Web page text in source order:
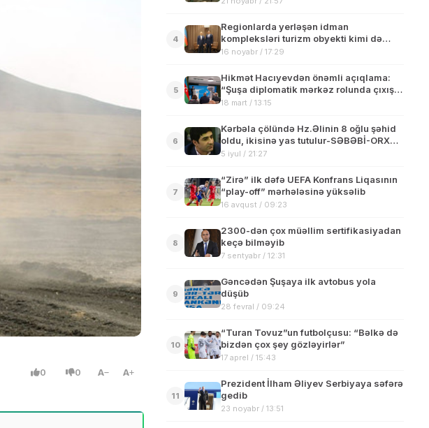
0 0 A A
4
Regionlarda yerləşən idman
kompleksləri turizm obyekti kimi də
fəaliyyət göstərə bilər
16 noyabr / 17:29
5
Hikmət Hacıyevdən önəmli açıqlama:
“Şuşa diplomatik mərkəz rolunda çıxış
edir”
18 mart / 13:15
6
Kərbəla çölündə Hz.Əlinin 8 oğlu şəhid
oldu, ikisinə yas tutulur-SƏBƏBİ-ORXAN
5 iyul / 21:27
7
“Zirə” ilk dəfə UEFA Konfrans Liqasının
“play-off” mərhələsinə yüksəlib
16 avqust / 09:23
8
2300-dən çox müəllim sertifikasiyadan
keçə bilməyib
7 sentyabr / 12:31
9
Gəncədən Şuşaya ilk avtobus yola
düşüb
28 fevral / 09:24
10
“Turan Tovuz”un futbolçusu: “Bəlkə də
bizdən çox şey gözləyirlər”
17 aprel / 15:43
11
Prezident İlham Əliyev Serbiyaya səfərə
gedib
23 noyabr / 13:51